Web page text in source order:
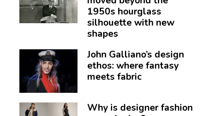
1950s hourglass
silhouette with new
shapes
John Galliano’s design
ethos: where fantasy
meets fabric
Why is designer fashion